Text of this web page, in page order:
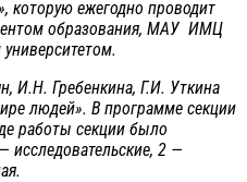
которую ежегодно проводит
образования, МАУ ИМЦ
Гребенкина, Г.И. Уткина
людей». В программе секции
работы секции было
исследовательские, 2 —